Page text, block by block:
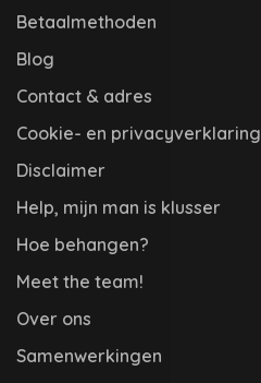
Betaalmethoden
Blog
Contact & adres
Cookie- en privacyverklaring
Disclaimer
Help, mijn man is klusser
Hoe behangen?
Meet the team!
Over ons
Samenwerkingen